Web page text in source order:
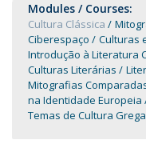
Modules / Courses:
Cultura Clássica
Ciberespaço
Culturas
Introdução à Literatura
Culturas Literárias
Mitografias
na Identidade Europeia
Temas de Cultura Grega